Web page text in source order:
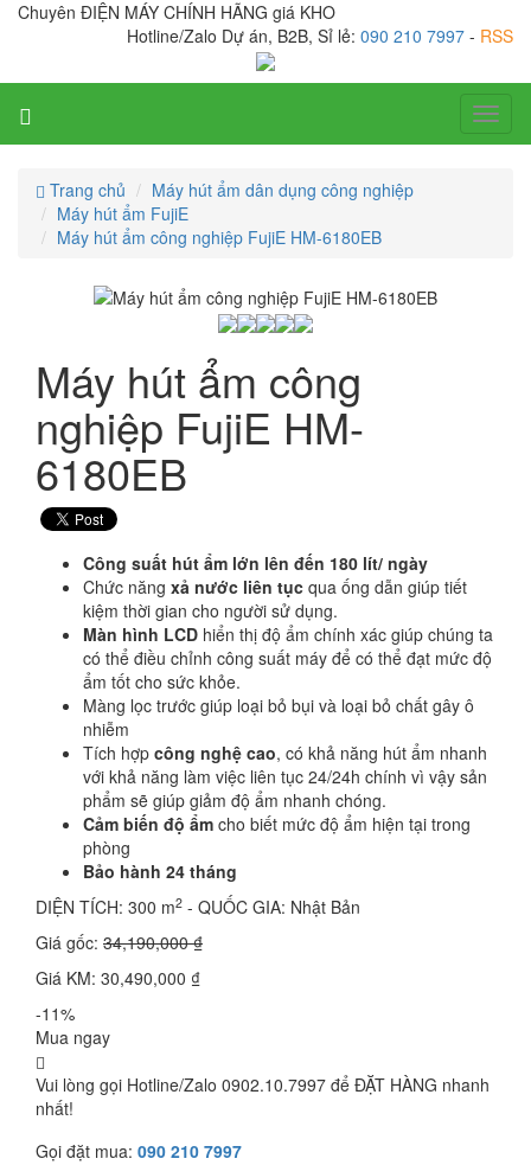
Chuyên ĐIỆN MÁY CHÍNH HÃNG giá KHO
Hotline/Zalo Dự án, B2B, Sỉ lẻ: 090 210 7997 - RSS
Trang chủ
Máy hút ẩm dân dụng công nghiệp
Máy hút ẩm FujiE
Máy hút ẩm công nghiệp FujiE HM-6180EB
Máy hút ẩm công
nghiệp FujiE HM-
6180EB
Công suất hút ẩm lớn lên đến 180 lít/ ngày
Chức năng xả nước liên tục qua ống dẫn giúp tiết
kiệm thời gian cho người sử dụng.
Màn hình LCD hiển thị độ ẩm chính xác giúp chúng ta
có thể điều chỉnh công suất máy để có thể đạt mức độ
ẩm tốt cho sức khỏe.
Màng lọc trước giúp loại bỏ bụi và loại bỏ chất gây ô
nhiễm
Tích hợp công nghệ cao, có khả năng hút ẩm nhanh
với khả năng làm việc liên tục 24/24h chính vì vậy sản
phẩm sẽ giúp giảm độ ẩm nhanh chóng.
Cảm biến độ ẩm cho biết mức độ ẩm hiện tại trong
phòng
Bảo hành 24 tháng
DIỆN TÍCH: 300 m2 - QUỐC GIA: Nhật Bản
Giá gốc: 34,190,000 ₫
Giá KM: 30,490,000 ₫
-11%
Mua ngay
Vui lòng gọi Hotline/Zalo 0902.10.7997 để ĐẶT HÀNG nhanh
nhất!
Gọi đặt mua: 090 210 7997